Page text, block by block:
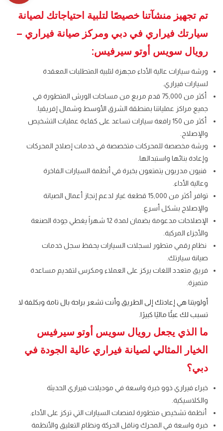
تم تجهيز منشآتنا خصيصًا لتلبية احتياجاتك لصيانة
سيارتك فيراري في دبي ومركز صيانة فيراري –
رويال سويس أوتو سيرفيس:
ورشة سيارات عالية الأداء مجهزة لتلبية المتطلبات المعقدة
لسيارات فيراري.
أكثر من 75,000 قدم مربع من مساحات الورش المتطورة في
جميع مراكز عملياتنا بمنطقة الشرق الأوسط وشمال إفريقيا.
أكثر من 150 رافعة سيارات تساعد على كفاءة عمليات التشخيص
والإصلاح.
ورشة مخصصة للمحركات متخصصة في خدمات إصلاح المحركات
وإعادة بنائها واستبدالها.
فنيون مدربون يتمتعون بخبرة في أنظمة السيارات الفاخرة
وعالية الأداء.
توافر أكثر من 15,000 قطعة غيار لدعم إنجاز أعمال الصيانة
والإصلاح بشكل أسرع.
الإصلاحات مدعومة بضمان لمدة 12 شهراً يغطي جودة الصنعة
والأجزاء المركبة.
نظام رقمي متطور لسجلات السيارات يحفظ سجل خدمات
صيانة سيارتك.
فريق متعدد اللغات يركز على العملاء ومكرس لتقديم مساعدة
متميزة.
أولويتنا هي إعادتك إلى الطريق وأنت تشعر براحة بال تامة وبكلفة لا
تسبب لك عبئًا ماليًا كبيرًا.
ما الذي يجعل رويال سويس أوتو سيرفيس
الخيار المثالي لصيانة فيراري عالية الجودة في
دبي؟
خبراء فيراري ذوو خبرة واسعة في موديلات فيراري الحديثة
والكلاسيكية.
أنظمة تشخيص متطورة لمنصات السيارات التي تركز على الأداء.
خبرة واسعة في المحرك وناقل الحركة ونظام التعليق والأنظمة